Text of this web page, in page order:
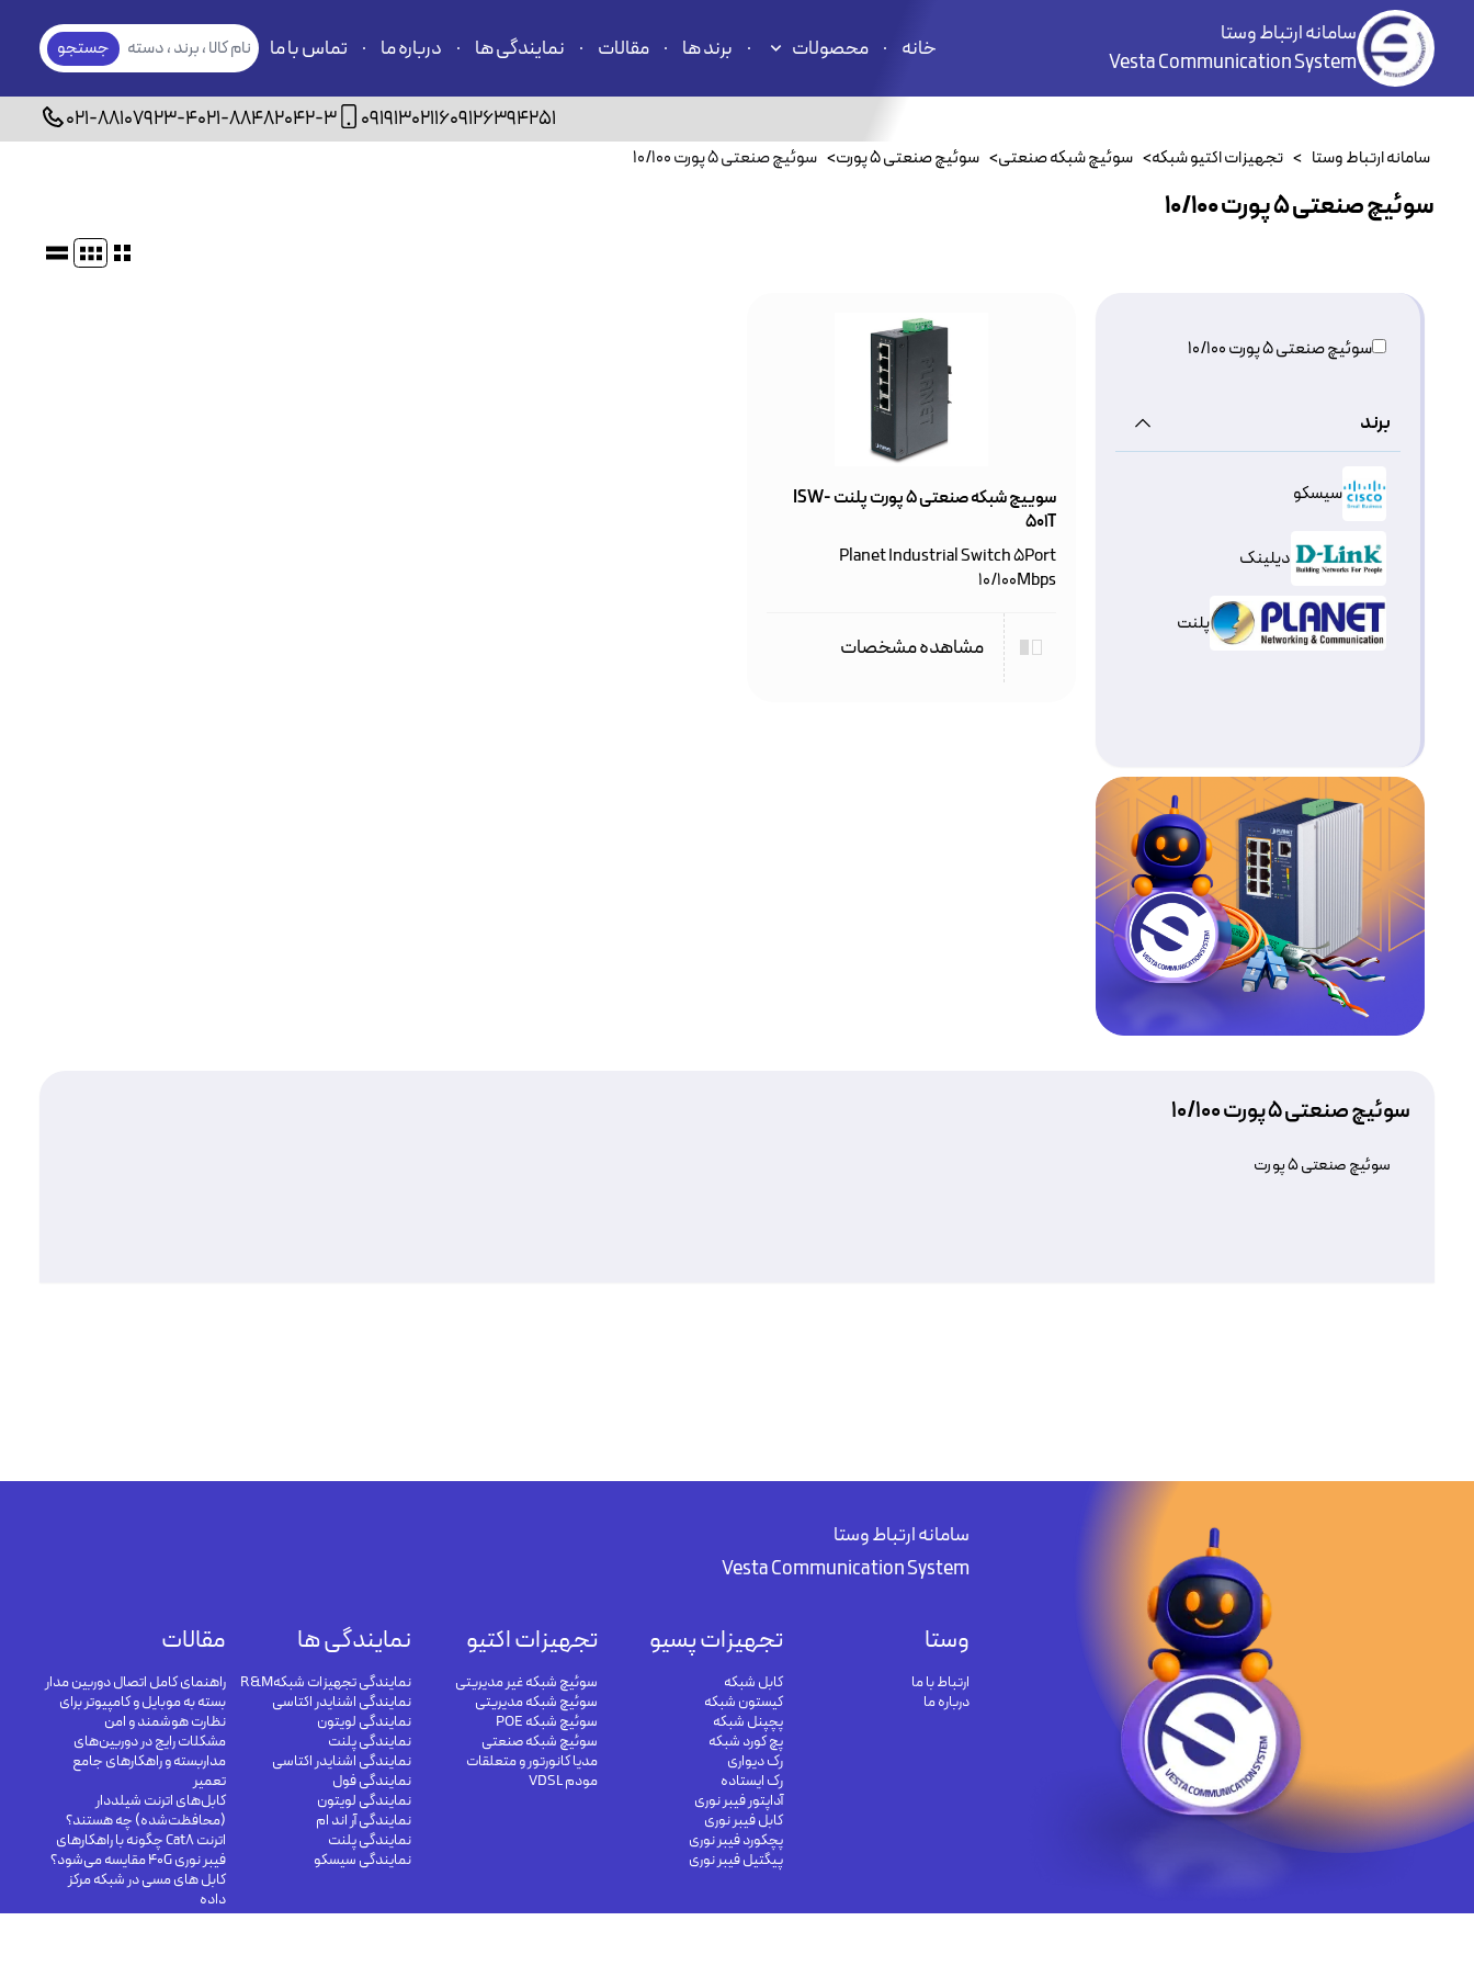
سامانه ارتباط وستا
Vesta Communication System
خانه محصولات برند ها مقالات نمایندگی ها درباره ما تماس با ما
نام کالا ، برند ، دسته
بندی
جستجو
09126394251
09191302116
021-88482042-3
021-88107923-4
سامانه ارتباط وستا > تجهیزات اکتیو شبکه> سوئیچ شبکه صنعتی> سوئیچ صنعتی ۵ پورت > سوئیچ صنعتی ۵ پورت 10/100
سوئیچ صنعتی ۵ پورت 10/100
سوئیچ صنعتی ۵ پورت 10/100
برند
سیسکو
دیلینک
پلنت
سوییچ شبکه صنعتی ۵ پورت پلنت ISW-
501T
Planet Industrial Switch 5Port
10/100Mbps
مشاهده مشخصات
سوئیچ صنعتی ۵ پورت 10/100
سوئیچ صنعتی ۵ پورت
سامانه ارتباط وستا
Vesta Communication System
وستا
ارتباط با ما
درباره ما
تجهیزات پسیو
کابل شبکه
کیستون شبکه
پچپنل شبکه
پچ کورد شبکه
رک دیواری
رک ایستاده
آداپتور فیبر نوری
کابل فیبر نوری
پچکورد فیبر نوری
پیگتیل فیبر نوری
تجهیزات اکتیو
سوئیچ شبکه غیر مدیریتی
سوئیچ شبکه مدیریتی
سوئیچ شبکه POE
سوئیچ شبکه صنعتی
مدیا کانورتور و متعلقات
مودم VDSL
نمایندگی ها
نمایندگی تجهیزات شبکهR&M
نمایندگی اشنایدر اکتاسی
نمایندگی لویتون
نمایندگی پلنت
نمایندگی اشنایدر اکتاسی
نمایندگی فول
نمایندگی لویتون
نمایندگی آر اند ام
نمایندگی پلنت
نمایندگی سیسکو
مقالات
راهنمای کامل اتصال دوربین مدار
بسته به موبایل و کامپیوتر برای
نظارت هوشمند و امن
مشکلات رایج در دوربین‌های
مداربسته و راهکارهای جامع
تعمیر
کابل‌های اترنت شیلددار
(محافظت‌شده) چه هستند؟
اترنت Cat8 چگونه با راهکارهای
فیبر نوری 40G مقایسه می‌شود؟
کابل های مسی در شبکه مرکز
داده